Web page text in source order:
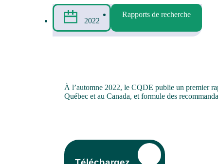
2022
Rapports de recherche
À l’automne 2022, le CQDE publie un premier
Québec et au Canada, et formule des